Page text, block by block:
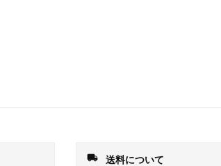
local_shipping 送料について